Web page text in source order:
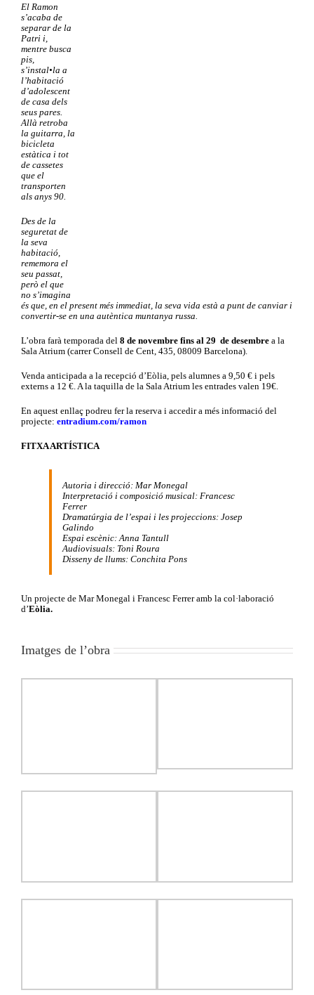
El Ramon
s’acaba de
separar de la
Patri i,
mentre busca
pis,
s’instal•la a
l’habitació
d’adolescent
de casa dels
seus pares.
Allà retroba
la guitarra, la
bicicleta
estàtica i tot
de cassetes
que el
transporten
als anys 90.
Des de la
seguretat de
la seva
habitació,
rememora el
seu passat,
però el que
no s’imagina
és que, en el present més immediat, la seva vida està a punt de canviar i
convertir-se en una autèntica muntanya russa.
L’obra farà temporada del 8 de novembre fins al 29 de desembre a la
Sala Atrium (carrer Consell de Cent, 435, 08009 Barcelona).
Venda anticipada a la recepció d’Eòlia, pels alumnes a 9,50 € i pels
externs a 12 €. A la taquilla de la Sala Atrium les entrades valen 19€.
En aquest enllaç podreu fer la reserva i accedir a més informació del
projecte: entradium.com/ramon
FITXA ARTÍSTICA
Autoria i direcció: Mar Monegal
Interpretació i composició musical: Francesc
Ferrer
Dramatúrgia de l’espai i les projeccions: Josep
Galindo
Espai escènic: Anna Tantull
Audiovisuals: Toni Roura
Disseny de llums: Conchita Pons
Un projecte de Mar Monegal i Francesc Ferrer amb la col·laboració
d’Eòlia.
Imatges de l’obra